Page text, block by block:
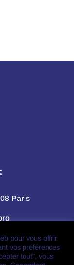
Paris
:
pour vous offrir
vos préférences
tout", vous